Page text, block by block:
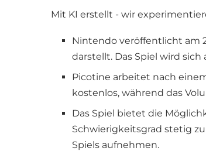
Mit KI erstellt - wir
Nintendo veröffentlicht am
darstellt. Das Spiel wird
Picotine arbeitet nach
kostenlos, während das
Das Spiel bietet die
Schwierigkeitsgrad stetig
Spiels aufnehmen.